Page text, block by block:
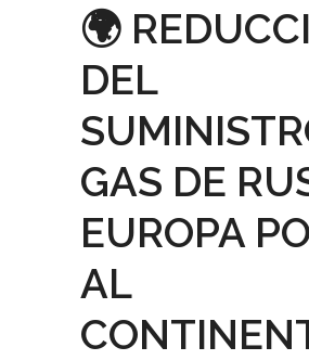
🌍
DEL
GAS DE
EUROPA
AL